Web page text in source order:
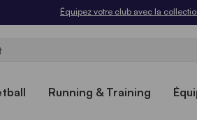
Équipez votre club avec la
Running & Training